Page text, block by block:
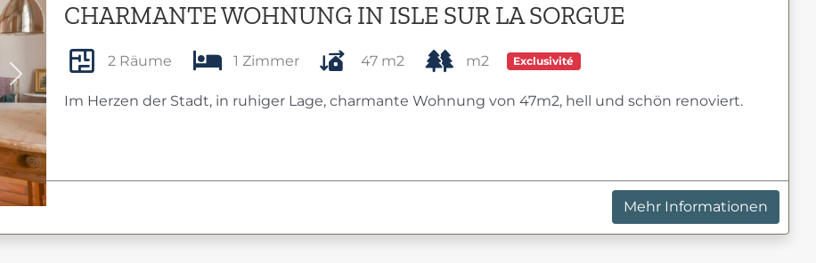
Next
CHARMANTE WOHNUNG IN ISLE SUR LA SORGUE
2 Räume 1 Zimmer 47 m2 m2 Exclusivité
Im Herzen der Stadt, in ruhiger Lage, charmante Wohnung von 47m2, hell und schön renoviert.
Mehr Informationen